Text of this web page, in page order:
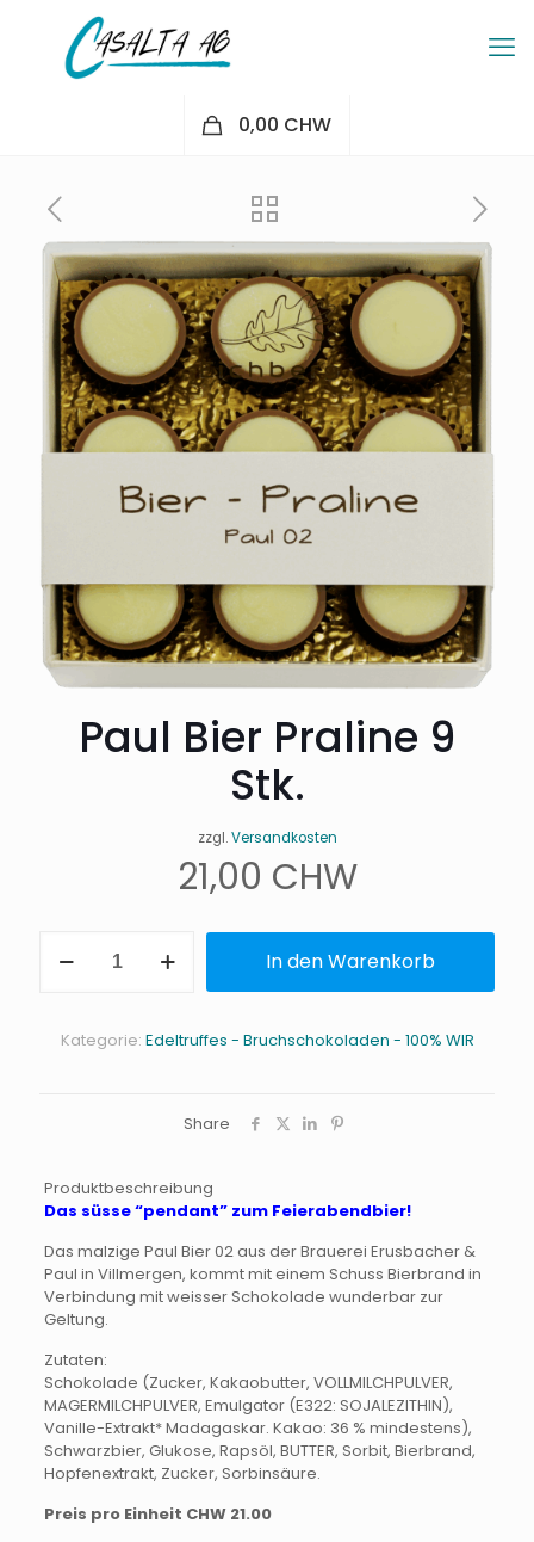
0,00 CHW
Paul Bier Praline 9
Stk.
zzgl.Versandkosten
21,00 CHW
Bier
Stk.
In den Warenkorb
Kategorie: Edeltruffes - Bruchschokoladen - 100% WIR
Share
Produktbeschreibung
Das süsse “pendant” zum Feierabendbier!
Das malzige Paul Bier 02 aus der Brauerei Erusbacher &
Paul in Villmergen, kommt mit einem Schuss Bierbrand in
Verbindung mit weisser Schokolade wunderbar zur
Geltung.
Zutaten:
Schokolade (Zucker, Kakaobutter, VOLLMILCHPULVER,
MAGERMILCHPULVER, Emulgator (E322: SOJALEZITHIN),
Vanille-Extrakt* Madagaskar. Kakao: 36 % mindestens),
Schwarzbier, Glukose, Rapsöl, BUTTER, Sorbit, Bierbrand,
Hopfenextrakt, Zucker, Sorbinsäure.
Preis pro Einheit CHW 21.00